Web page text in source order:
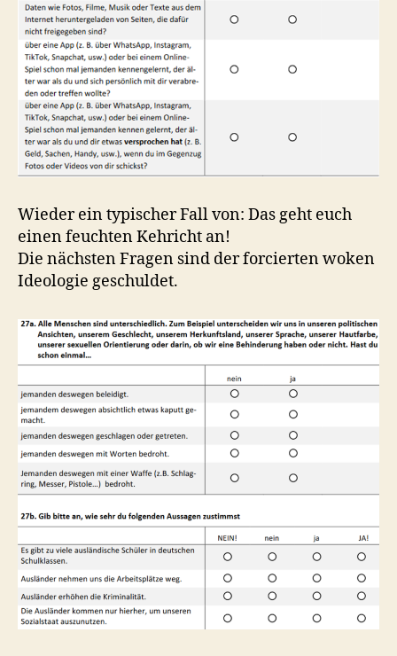
Wieder ein typischer Fall von: Das geht euch
einen feuchten Kehricht an!
Die nächsten Fragen sind der forcierten woken
Ideologie geschuldet.